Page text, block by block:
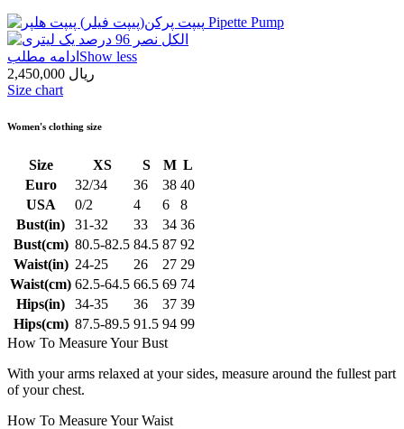
ادامه مطلب Show less
2,450,000 ریال
Size chart
Women's clothing size
Size XS S M L
Euro
32/34 36 38 40
USA
0/2 4 6
8
Bust(in)
31-32 33 34 36
Bust(cm) 80.5-82.5 84.5 87 92
Waist(in) 24-25 26 27 29
Waist(cm) 62.5-64.5 66.5 69 74
Hips(in)
34-35 36 37 39
Hips(cm) 87.5-89.5 91.5 94 99
How To Measure Your Bust
With your arms relaxed at your sides, measure around the fullest part
of your chest.
How To Measure Your Waist